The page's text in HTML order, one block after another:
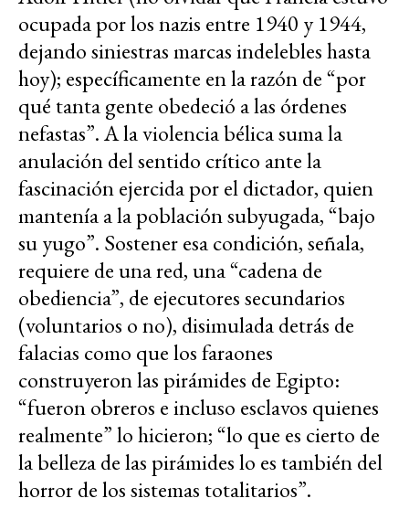
ocupada por los nazis entre 1940 y 1944,
dejando siniestras marcas indelebles hasta
hoy); específicamente en la razón de “por
qué tanta gente obedeció a las órdenes
nefastas”. A la violencia bélica suma la
anulación del sentido crítico ante la
fascinación ejercida por el dictador, quien
mantenía a la población subyugada, “bajo
su yugo”. Sostener esa condición, señala,
requiere de una red, una “cadena de
obediencia”, de ejecutores secundarios
(voluntarios o no), disimulada detrás de
falacias como que los faraones
construyeron las pirámides de Egipto:
“fueron obreros e incluso esclavos quienes
realmente” lo hicieron; “lo que es cierto de
la belleza de las pirámides lo es también del
horror de los sistemas totalitarios”.